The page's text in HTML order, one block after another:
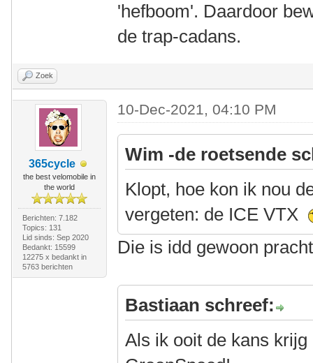
'hefboom'. Daardoor
de trap-cadans.
Zoek
365cycle
the best velomobile in
the world
Berichten: 7.182
Topics: 131
Lid sinds: Sep 2020
Bedankt: 15599
12275 x bedankt in
5763 berichten
10-Dec-2021, 04:10 PM
Wim -de roetsende
Klopt, hoe kon ik nou
vergeten: de ICE VTX
Die is idd gewoon
Bastiaan schreef:
Als ik ooit de kans